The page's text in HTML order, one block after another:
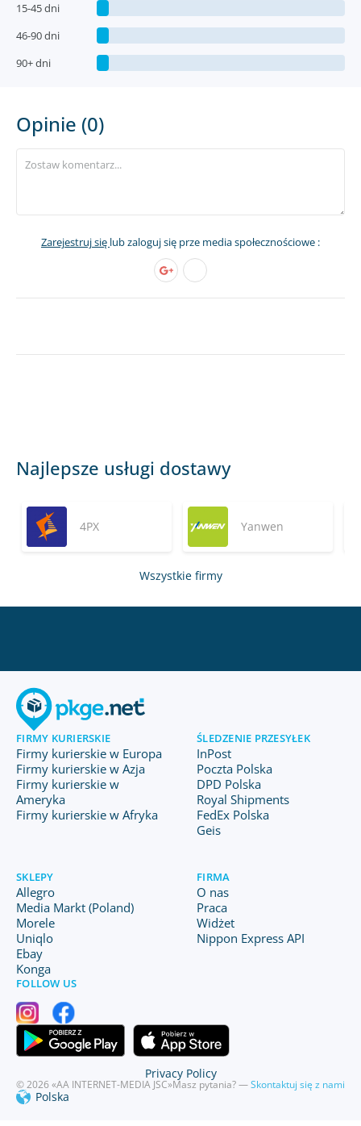
15-45 dni
46-90 dni
90+ dni
Opinie (0)
Zarejestruj się lub zaloguj się prze media społecznościowe :
Najlepsze usługi dostawy
4PX Yanwen
Wszystkie firmy
FIRMY KURIERSKIE
Firmy kurierskie w Europa
Firmy kurierskie w Azja
Firmy kurierskie w
Ameryka
Firmy kurierskie w Afryka
ŚLEDZENIE PRZESYŁEK
InPost
Poczta Polska
DPD Polska
Royal Shipments
FedEx Polska
Geis
SKLEPY
Allegro
Media Markt (Poland)
Morele
Uniqlo
Ebay
Konga
FIRMA
O nas
Praca
Widżet
Nippon Express API
FOLLOW US
© 2026 «AA INTERNET-MEDIA JSC»Masz pytania? —Skontaktuj się z nami
Polska
Privacy Policy